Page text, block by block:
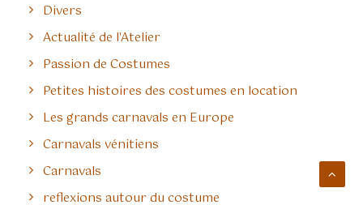
Divers
Actualité de l'Atelier
Passion de Costumes
Petites histoires des costumes en location
Les grands carnavals en Europe
Carnavals vénitiens
Carnavals
reflexions autour du costume